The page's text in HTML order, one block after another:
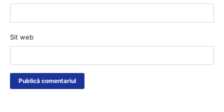
Sit web